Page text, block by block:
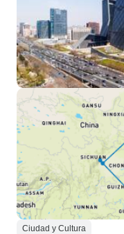
Ciudad y Cultura